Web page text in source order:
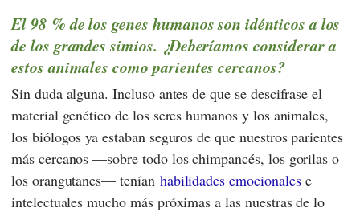
El 98 % de los genes humanos son idénticos a los
de los grandes simios. ¿Deberíamos considerar a
estos animales como parientes cercanos?
Sin duda alguna. Incluso antes de que se descifrase el
material genético de los seres humanos y los animales,
los biólogos ya estaban seguros de que nuestros parientes
más cercanos —sobre todo los chimpancés, los gorilas o
los orangutanes— tenían habilidades emocionalese
intelectuales mucho más próximas a las nuestras de lo